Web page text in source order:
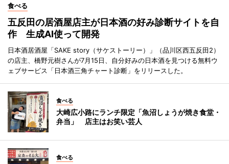
食べる
五反田の居酒屋店主が日本酒の好み診断サイトを自
作 生成AI使って開発
日本酒居酒屋「SAKE story（サケストーリー）」（品川区西五反田2）
の店主、橋野元樹さんが7月15日、自分好みの日本酒を見つける無料ウ
ェブサービス「日本酒三角チャート診断」をリリースした。
食べる
大崎広小路にランチ限定「魚沼しょうが焼き食堂・
弁当」 店主はお笑い芸人
食べる